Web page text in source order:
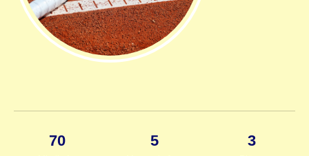
70 5 3